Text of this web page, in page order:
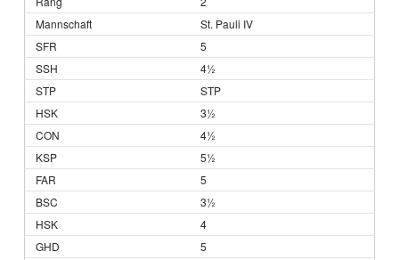
St. Pauli IV
5
4½
STP
3½
4½
5½
5
3½
4
5